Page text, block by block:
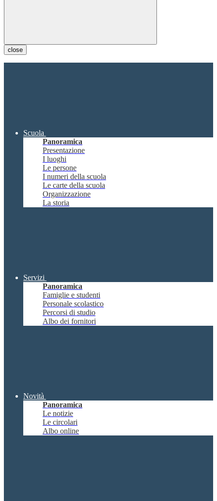
close
Scuola
Panoramica
Presentazione
I luoghi
Le persone
I numeri della scuola
Le carte della scuola
Organizzazione
La storia
Servizi
Panoramica
Famiglie e studenti
Personale scolastico
Percorsi di studio
Albo dei fornitori
Novità
Panoramica
Le notizie
Le circolari
Albo online